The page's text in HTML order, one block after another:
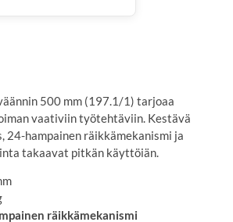
500 mm (197.1/1) tarjoaa
vaativiin työtehtäviin. Kestävä
24-hampainen räikkämekanismi ja
takaavat pitkän käyttöiän.
räikkämekanismi